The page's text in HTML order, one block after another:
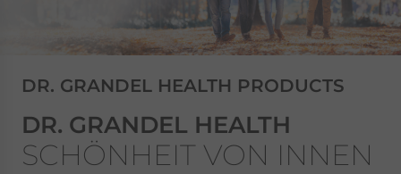
DR. GRANDEL HEALTH PRODUCTS
DR. GRANDEL HEALTH
SCHÖNHEIT VON INNEN